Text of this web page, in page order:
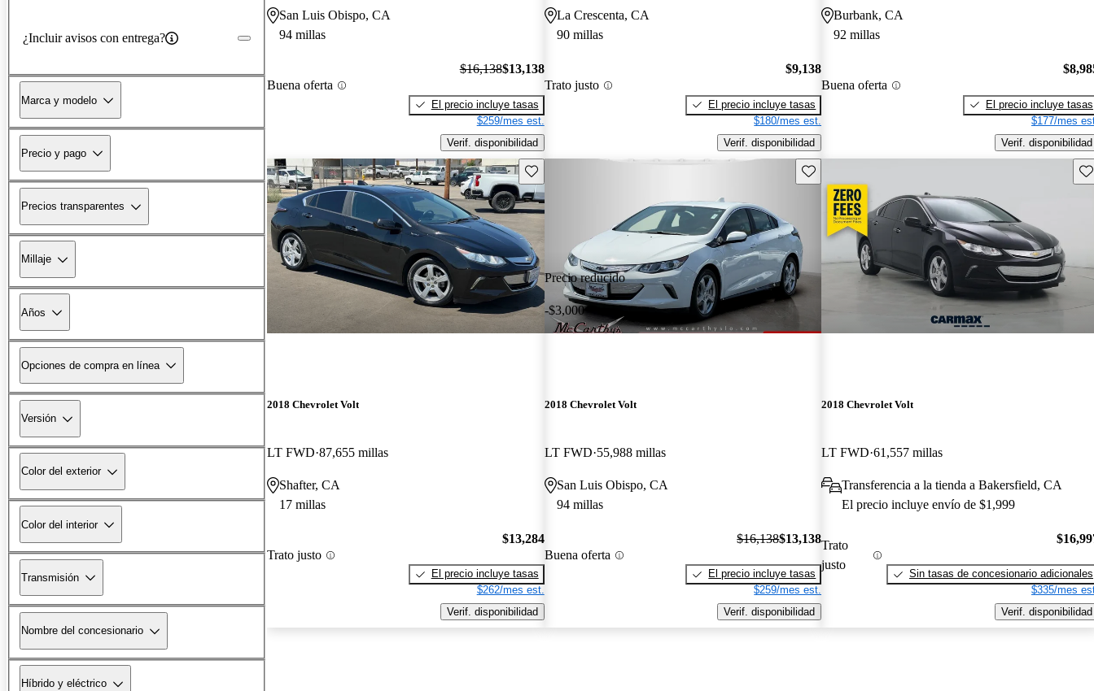
¿Incluir avisos con entrega?
Marca y modelo
Precio y pago
Precios transparentes
Millaje
Años
Opciones de compra en línea
Versión
Color del exterior
Color del interior
Transmisión
Nombre del concesionario
Híbrido y eléctrico
San Luis Obispo, CA
94 millas
Buena oferta
$16,138$13,138
El precio incluye tasas
$259/mes est.
Verif. disponibilidad
La Crescenta, CA
90 millas
Trato justo
$9,138
El precio incluye tasas
$180/mes est.
Verif. disponibilidad
Burbank, CA
92 millas
Buena oferta
El precio incluye tasas
$177/mes
Verif. disponibilidad
Guarda este Aviso
2018 Chevrolet Volt
LT FWD 87,655 millas
Shafter, CA
17 millas
Trato justo
$13,284
El precio incluye tasas
$262/mes est.
Verif. disponibilidad
Precio reducido
-$3,000
Guarda este Aviso
2018 Chevrolet Volt
LT FWD 55,988 millas
San Luis Obispo, CA
94 millas
Buena oferta
$16,138$13,138
El precio incluye tasas
$259/mes est.
Verif. disponibilidad
2018 Chevrolet Volt
LT FWD 61,557 millas
Transferencia a la tienda a Bakersfield, CA
El precio incluye envío de $1,999
Trato
justo
Sin tasas de concesionario adicionales
$335/mes
Verif. disponibilidad